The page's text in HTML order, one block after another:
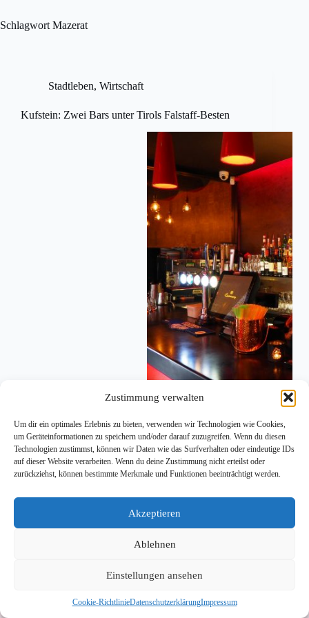
Zustimmung verwalten
Um dir ein optimales Erlebnis zu bieten, verwenden wir Technologien wie Cookies,
um Geräteinformationen zu speichern und/oder darauf zuzugreifen. Wenn du diesen
Technologien zustimmst, können wir Daten wie das Surfverhalten oder eindeutige IDs
auf dieser Website verarbeiten. Wenn du deine Zustimmung nicht erteilst oder
zurückziehst, können bestimmte Merkmale und Funktionen beeinträchtigt werden.
Akzeptieren
Ablehnen
Einstellungen ansehen
Cookie-RichtlinieDatenschutzerklärungImpressum
content
Schlagwort Mazerat
Stadtleben, Wirtschaft
Kufstein: Zwei Bars unter Tirols Falstaff-Besten
Auszeichnung für die Festungsstadt: Im neuen
Falstaff Barguide 2026 zählen gleich zwei
Kufsteiner Adressen zu den besten Lokalen Tirols –
die Cocktailbar Stollen 1930 sowie die Weinbar
Mazerat | Wein.Wirt. Damit bestätigt der Guide die
jungeskufstein
30. Oktober 2025
Impressum
Datenschutzerklärung